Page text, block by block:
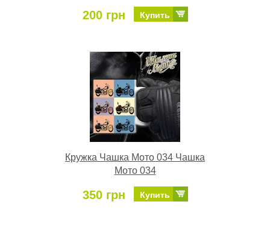
200 грн Купить
Кружка Чашка Мото 034 Чашка
Мото 034
350 грн Купить